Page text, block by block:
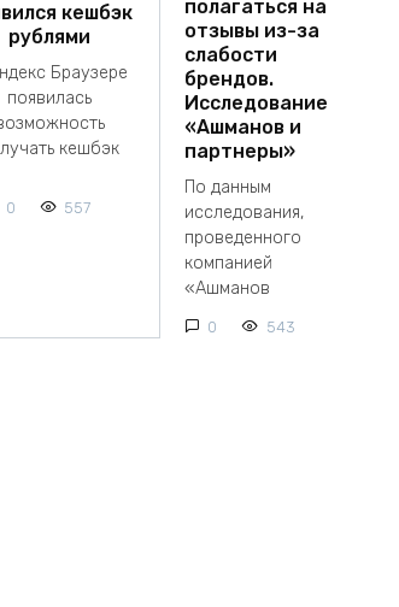
кешбэк
рублями
Браузере
появилась
кешбэк
0 557
полагаться на
отзывы из-за
слабости
брендов.
Исследование
«Ашманов и
партнеры»
По данным
исследования,
проведенного
компанией
«Ашманов
0 543